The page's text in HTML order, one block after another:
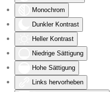
Monochrom
Dunkler Kontrast
Heller Kontrast
Niedrige Sättigung
Hohe Sättigung
Links hervorheben